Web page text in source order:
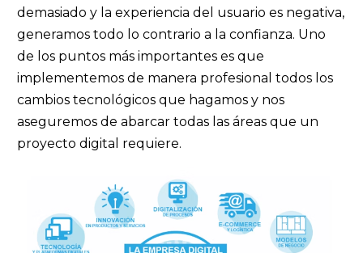
demasiado y la experiencia del usuario es negativa,
generamos todo lo contrario a la confianza. Uno
de los puntos más importantes es que
implementemos de manera profesional todos los
cambios tecnológicos que hagamos y nos
aseguremos de abarcar todas las áreas que un
proyecto digital requiere.